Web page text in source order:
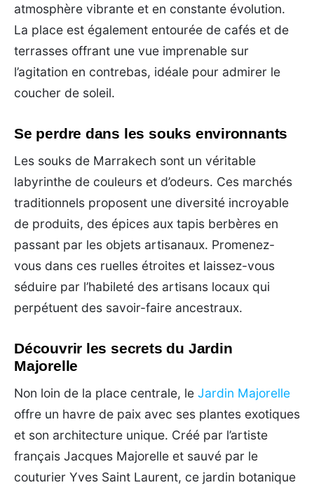
atmosphère vibrante et en constante évolution.
La place est également entourée de cafés et de
terrasses offrant une vue imprenable sur
l’agitation en contrebas, idéale pour admirer le
coucher de soleil.
Se perdre dans les souks environnants
Les souks de Marrakech sont un véritable
labyrinthe de couleurs et d’odeurs. Ces marchés
traditionnels proposent une diversité incroyable
de produits, des épices aux tapis berbères en
passant par les objets artisanaux. Promenez-
vous dans ces ruelles étroites et laissez-vous
séduire par l’habileté des artisans locaux qui
perpétuent des savoir-faire ancestraux.
Découvrir les secrets du Jardin
Majorelle
Non loin de la place centrale, le Jardin Majorelle
offre un havre de paix avec ses plantes exotiques
et son architecture unique. Créé par l’artiste
français Jacques Majorelle et sauvé par le
couturier Yves Saint Laurent, ce jardin botanique